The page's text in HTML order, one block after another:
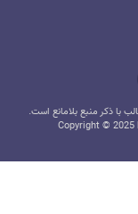
با ذکر منبع بلامانع است.
Copyright © 2025